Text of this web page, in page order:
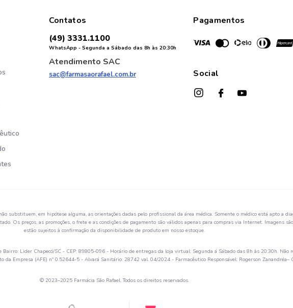
Contatos
(49) 3331.1100
WhatsApp - Segunda a Sábado das 8h às 20:30h
Atendimento SAC
sac@farmasaorafael.com.br
Pagamentos
Social
substituem, em hipótese alguma, as orientações dadas pelo profissional da área médica. Somente o médico está apto a
Os preços, as promoções, o frete e as condições de pagamento são válidos apenas para compras via Internet. Imagens
estão sujeitos à confirmação da disponibilidade de produto em nosso estoque.
Lider Chapecó/SC - CEP: 89805-096 - Horário de entregas da loja virtual: Segunda á Sábado das 8h às 20:30h. Não
da Empresa (AFE) nº 0.52644-5 - Alvará Sanitário: 28742 val. 04/2024 - Farmacêutico Responsável: Rogerson Zanandréa–
© 2023–2025 Farmácia São Rafael. Todos os direitos reservados.